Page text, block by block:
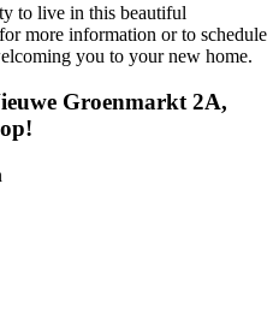
to live in this beautiful
more information or to schedule
you to your new home.
Groenmarkt 2A,